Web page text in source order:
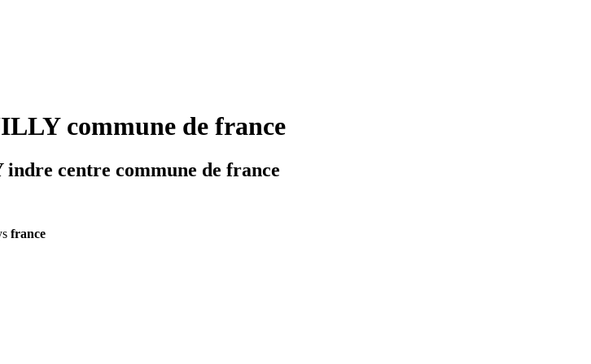
commune de france
centre commune de france
france